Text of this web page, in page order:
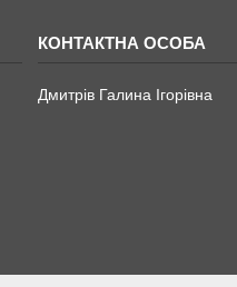
Дмитрів Галина Ігорівна